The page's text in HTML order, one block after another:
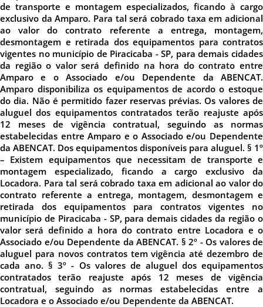
de transporte e montagem especializados, ficando à cargo
exclusivo da Amparo. Para tal será cobrado taxa em adicional
ao valor do contrato referente a entrega, montagem,
desmontagem e retirada dos equipamentos para contratos
vigentes no município de Piracicaba - SP, para demais cidades
da região o valor será definido na hora do contrato entre
Amparo e o Associado e/ou Dependente da ABENCAT.
Amparo disponibiliza os equipamentos de acordo o estoque
do dia. Não é permitido fazer reservas prévias. Os valores de
aluguel dos equipamentos contratados terão reajuste após
12 meses de vigência contratual, seguindo as normas
estabelecidas entre Amparo e o Associado e/ou Dependente
da ABENCAT. Dos equipamentos disponíveis para aluguel. § 1º
– Existem equipamentos que necessitam de transporte e
montagem especializado, ficando a cargo exclusivo da
Locadora. Para tal será cobrado taxa em adicional ao valor do
contrato referente a entrega, montagem, desmontagem e
retirada dos equipamentos para contratos vigentes no
município de Piracicaba - SP, para demais cidades da região o
valor será definido a hora do contrato entre Locadora e o
Associado e/ou Dependente da ABENCAT. § 2º - Os valores de
aluguel para novos contratos tem vigência até dezembro de
cada ano. § 3º - Os valores de aluguel dos equipamentos
contratados terão reajuste após 12 meses de vigência
contratual, seguindo as normas estabelecidas entre a
Locadora e o Associado e/ou Dependente da ABENCAT.